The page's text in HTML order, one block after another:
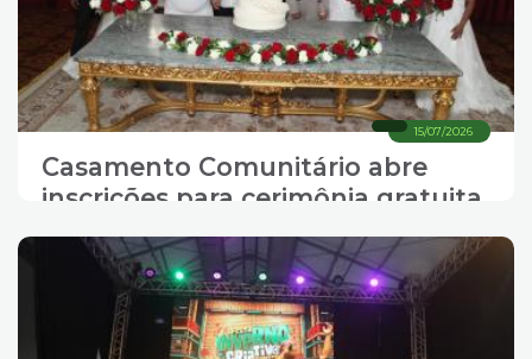
15/07/2026
Casamento Comunitário abre
inscrições para cerimônia gratuita